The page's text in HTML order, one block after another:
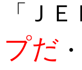
「Ｊ
プだ